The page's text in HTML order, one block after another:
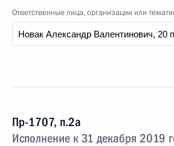
Ответственные лица, организации или
Пр-1707, п.2а
Исполнение к 31 декабря 2019